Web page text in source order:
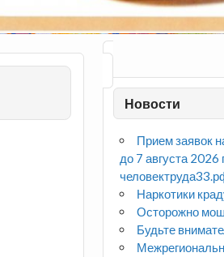
Новости
Прием заявок
до 7 августа
Наркотики
Осторожно
Будьте